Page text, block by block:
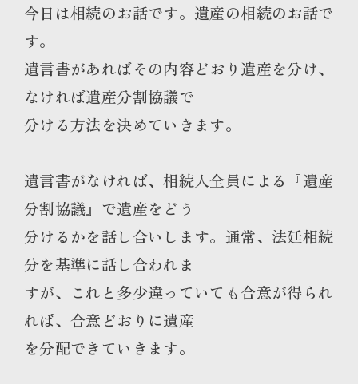
今日は相続のお話です。遺産の相続のお話で
す。
遺言書があればその内容どおり遺産を分け、
なければ遺産分割協議で
分ける方法を決めていきます。
遺言書がなければ、相続人全員による『遺産
分割協議』で遺産をどう
分けるかを話し合いします。通常、法廷相続
分を基準に話し合われま
すが、これと多少違っていても合意が得られ
れば、合意どおりに遺産
を分配できていきます。